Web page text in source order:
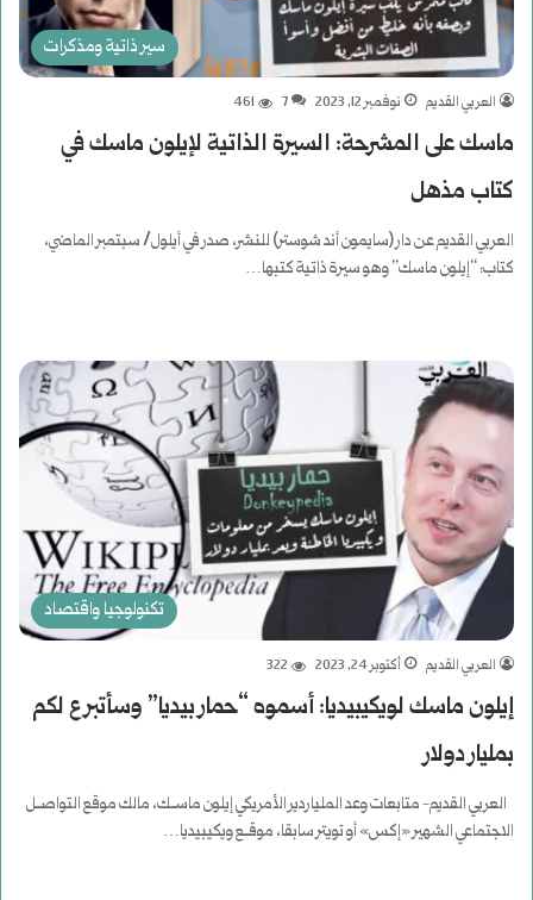
سير ذاتية ومذكرات
العربي القديم نوفمبر 12, 2023 7
461
ماسك على المشرحة: السيرة الذاتية لإيلون ماسك في
كتاب مذهل
العربي القديم عن دار (سايمون أند شوستر) للنشر، صدر في أيلول/ سبتمبر الماضي،
كتاب: “إيلون ماسك” وهو سيرة ذاتية كتبها…
تكنولوجيا واقتصاد
العربي القديم أكتوبر 24, 2023 322
إيلون ماسك لويكيبيديا: أسموه “حمار بيديا” وسأتبرع لكم
بمليار دولار
العربي القديم- متابعات وعد الملياردير الأمريكي إيلون ماســك، مالك موقع التواصــل
الاجتماعي الشهير «إكس» أو تويتر سابقا، موقــع ويكيبيديا…